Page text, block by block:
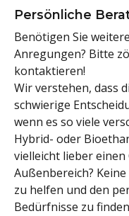
Persönliche
Benötigen Sie
Anregungen? Bitte
kontaktieren!
Wir verstehen, dass
schwierige
wenn es so viele
Hybrid- oder
vielleicht lieber
Außenbereich?
zu helfen und den
Bedürfnisse zu